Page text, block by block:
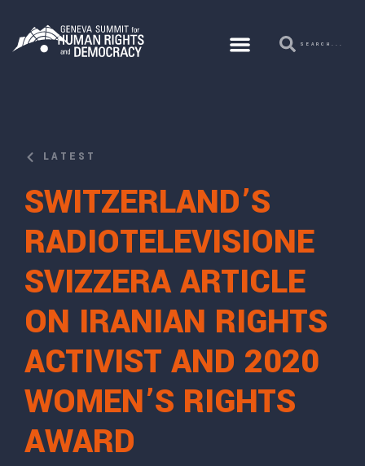
LATEST
SWITZERLAND’S
RADIOTELEVISIONE
SVIZZERA ARTICLE
ON IRANIAN RIGHTS
ACTIVIST AND 2020
WOMEN’S RIGHTS
AWARD